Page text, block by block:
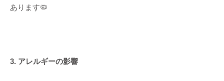
あります🦠
3. アレルギーの影響